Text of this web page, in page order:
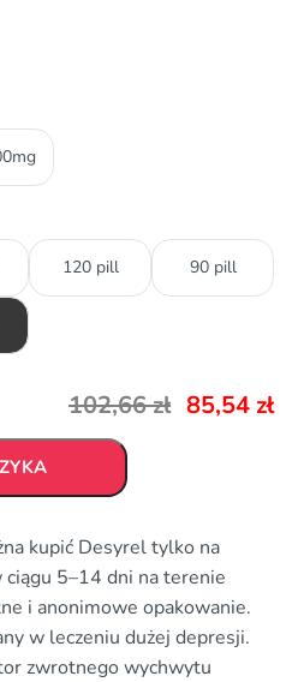
120 pill 90 pill
102,66zł 85,54 zł
kupić Desyrel tylko na
5–14 dni na terenie
i anonimowe opakowanie.
w leczeniu dużej depresji.
zwrotnego wychwytu